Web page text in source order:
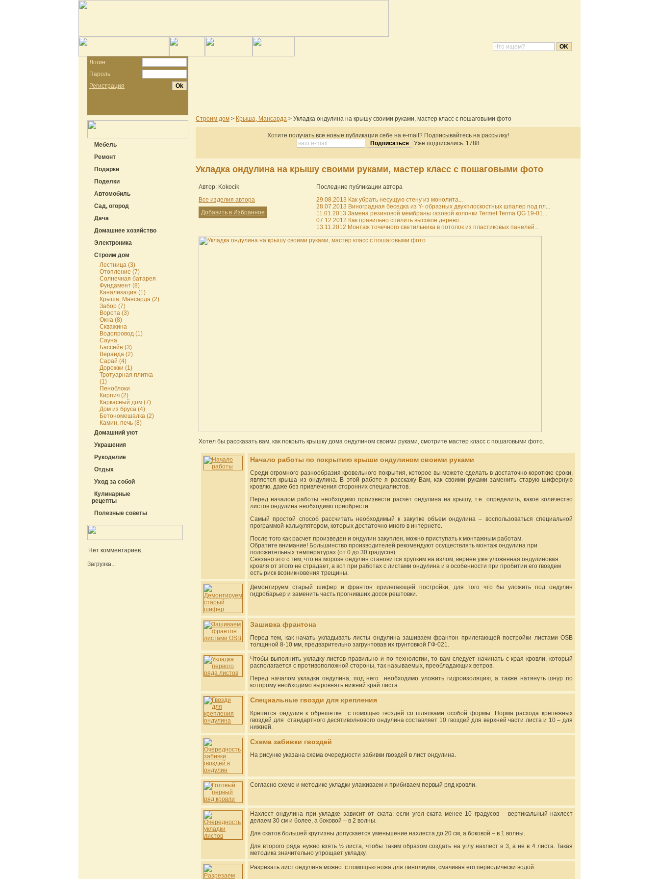
Логин
Пароль
Регистрация
Мебель
Ремонт
Подарки
Поделки
Автомобиль
Сад, огород
Дача
Домашнее хозяйство
Электроника
Строим дом
Лестница (3)
Отопление (7)
Солнечная батарея
Фундамент (8)
Канализация (1)
Крыша, Мансарда (2)
Забор (7)
Ворота (3)
Окна (8)
Скважина
Водопровод (1)
Сауна
Бассейн (3)
Веранда (2)
Сарай (4)
Дорожки (1)
Тротуарная плитка
(1)
Пеноблоки
Кирпич (2)
Каркасный дом (7)
Дом из бруса (4)
Бетономешалка (2)
Камин, печь (8)
Домашний уют
Украшения
Рукоделие
Отдых
Уход за собой
Кулинарные
рецепты
Полезные советы
Нет комментариев.
Загрузка...
Строим дом > Крыша, Мансарда > Укладка ондулина на крышу своими руками, мастер класс с пошаговыми фото
Хотите получать все новые публикации себе на e-mail? Подписывайтесь на рассылку!
Уже подписались: 1788
Укладка ондулина на крышу своими руками, мастер класс с пошаговыми фото
Автор: Kokocik
Все изделия автора
Добавить в Избранное
Последние публикации автора
29.08.2013 Как убрать несущую стену из монолита...
28.07.2013 Виноградная беседка из Y- образных двухплоскостных шпалер под пл...
11.01.2013 Замена резиновой мембраны газовой колонки Termet Terma QG 19-01...
07.12.2012 Как правильно спилить высокое дерево...
13.11.2012 Монтаж точечного светильника в потолок из пластиковых панелей...
Хотел бы рассказать вам, как покрыть крышку дома ондулином своими руками, смотрите мастер класс с пошаговыми фото.
Начало работы по покрытию крыши ондулином своими руками
Среди огромного разнообразия кровельного покрытия, которое вы можете сделать в достаточно короткие сроки,
является крыша из ондулина. В этой работе я расскажу Вам, как своими руками заменить старую шиферную
кровлю, даже без привлечения сторонних специалистов.
Перед началом работы необходимо произвести расчет ондулина на крышу, т.е. определить, какое количество
листов ондулина необходимо приобрести.
Самый простой способ рассчитать необходимый к закупке объем ондулина – воспользоваться специальной
программой-калькулятором, которых достаточно много в интернете.
После того как расчет произведен и ондулин закуплен, можно приступать к монтажным работам.
Обратите внимание! Большинство производителей рекомендуют осуществлять монтаж ондулина при
положительных температурах (от 0 до 30 градусов).
Связано это с тем, что на морозе ондулин становится хрупким на излом, вернее уже уложенная ондулиновая
кровля от этого не страдает, а вот при работах с листами ондулина и в особенности при пробитии его гвоздем
есть риск возникновения трещины.
Демонтируем старый шифер и франтон прилегающей постройки, для того что бы уложить под ондулин
гидробарьер и заменить часть прогнивших досок рештовки.
Зашивка франтона
Перед тем, как начать укладывать листы ондулина зашиваем франтон прилегающей постройки листами OSB
толщиной 8-10 мм, предварительно загрунтовав их грунтовкой ГФ-021.
Чтобы выполнить укладку листов правильно и по технологии, то вам следует начинать с края кровли, который
располагается с противоположной стороны, так называемых, преобладающих ветров.
Перед началом укладки ондулина, под него необходимо уложить гидроизоляцию, а также натянуть шнур по
которому необходимо выровнять нижний край листа.
Специальные гвозди для крепления
Крепится ондулин к обрешетке с помощью гвоздей со шляпками особой формы. Норма расхода крепежных
гвоздей для стандартного десятиволнового ондулина составляет 10 гвоздей для верхней части листа и 10 – для
нижней.
Схема забивки гвоздей
На рисунке указана схема очередности забивки гвоздей в лист ондулина.
Согласно схеме и методике укладки улаживаем и прибиваем первый ряд кровли.
Нахлест ондулина при укладке зависит от ската: если угол ската менее 10 градусов – вертикальный нахлест
делаем 30 см и более, а боковой – в 2 волны.
Для скатов большей крутизны допускается уменьшение нахлеста до 20 см, а боковой – в 1 волны.
Для второго ряда нужно взять ½ листа, чтобы таким образом создать на углу нахлест в 3, а не в 4 листа. Такая
методика значительно упрощает укладку.
Разрезать лист ондулина можно с помощью ножа для линолиума, смачивая его периодически водой.